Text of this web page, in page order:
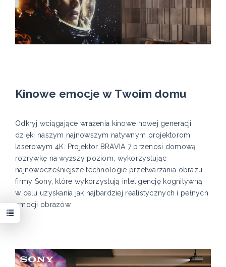
Kinowe emocje w Twoim domu
Odkryj wciągające wrażenia kinowe nowej generacji
dzięki naszym najnowszym natywnym projektorom
laserowym 4K. Projektor BRAVIA 7 przenosi domową
rozrywkę na wyższy poziom, wykorzystując
najnowocześniejsze technologie przetwarzania obrazu
firmy Sony, które wykorzystują inteligencję kognitywną
w celu uzyskania jak najbardziej realistycznych i pełnych
emocji obrazów.